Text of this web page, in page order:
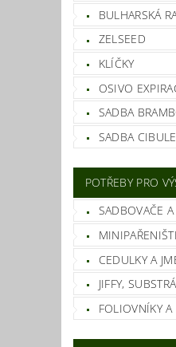
BULHARSKÁ
ZELSEED
KLÍČKY
OSIVO
SADBA
SADBA
POTŘEBY PRO
SADBOVAČE
CEDULKY A
JIFFY,
FOLIOVNÍKY A